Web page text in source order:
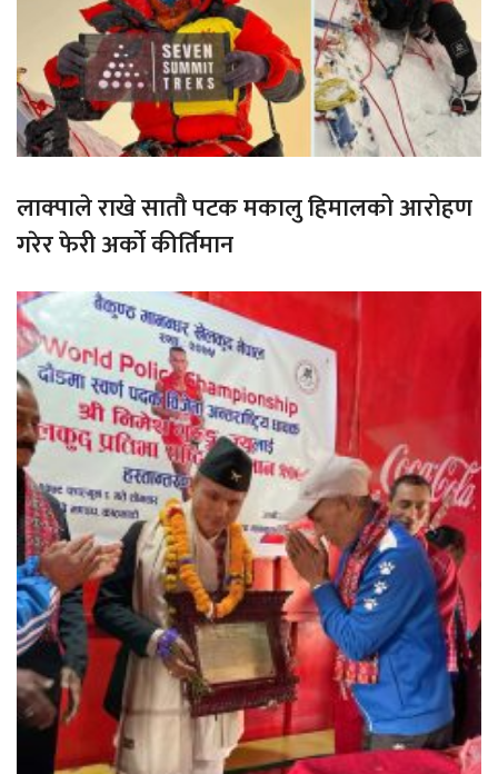
लाक्पाले राखे सातौ पटक मकालु हिमालको आरोहण
गरेर फेरी अर्को कीर्तिमान